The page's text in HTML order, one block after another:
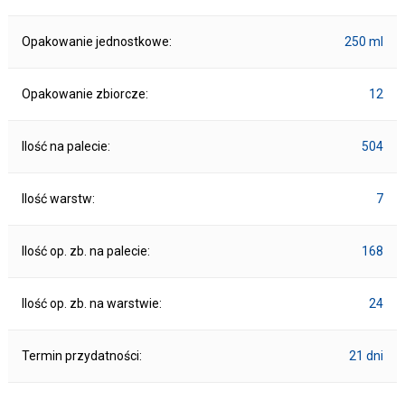
Opakowanie jednostkowe: 250 ml
Opakowanie zbiorcze: 12
Ilość na palecie: 504
Ilość warstw: 7
Ilość op. zb. na palecie: 168
Ilość op. zb. na warstwie: 24
Termin przydatności: 21 dni